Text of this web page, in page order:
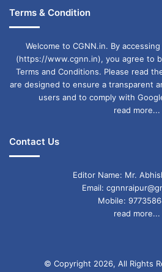
Terms & Condition
Welcome to CGNN.in. By
(https://www.cgnn.in), you agree to
Terms and Conditions. Please read
are designed to ensure a transparent
users and to comply with
read more...
Contact Us
Editor Name: Mr.
Email:
Mobile:
read more...
© Copyright 2026, All Rights